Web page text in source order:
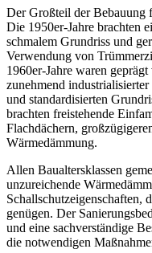
Der Großteil der Bebauung
Die 1950er-Jahre brachten
schmalem Grundriss und
Verwendung von
1960er-Jahre waren
zunehmend
und standardisierten
brachten freistehende
Flachdächern,
Wärmedämmung.
Allen Baualtersklassen
unzureichende
Schallschutzeigenschaften,
genügen. Der
und eine sachverständige
die notwendigen